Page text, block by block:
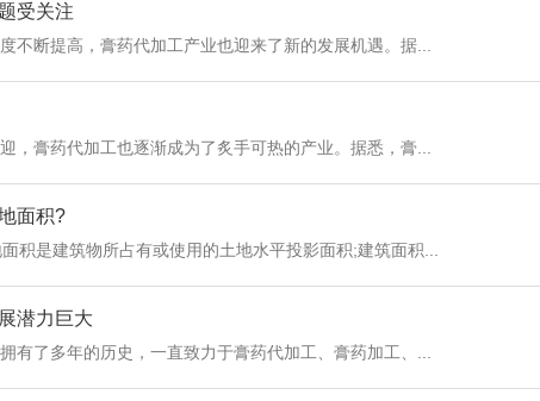
受关注
断提高，膏药代加工产业也迎来了新的发展机遇。据...
膏药代加工也逐渐成为了炙手可热的产业。据悉，膏...
面积?
积是建筑物所占有或使用的土地水平投影面积;建筑面积...
潜力巨大
了多年的历史，一直致力于膏药代加工、膏药加工、...